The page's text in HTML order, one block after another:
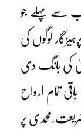
سے پہلے جو
لوگوں کی
کی بانگ دی
تمام ارواح
محمدی پر